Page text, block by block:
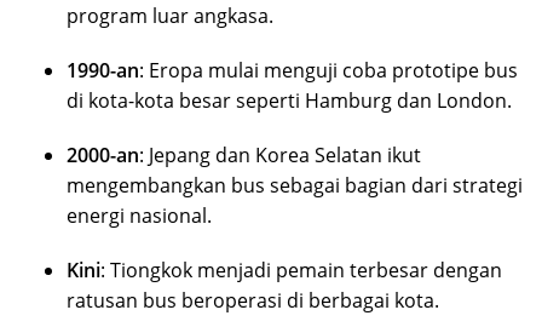
program luar angkasa.
1990-an: Eropa mulai menguji coba prototipe bus
di kota-kota besar seperti Hamburg dan London.
2000-an: Jepang dan Korea Selatan ikut
mengembangkan bus sebagai bagian dari strategi
energi nasional.
Kini: Tiongkok menjadi pemain terbesar dengan
ratusan bus beroperasi di berbagai kota.